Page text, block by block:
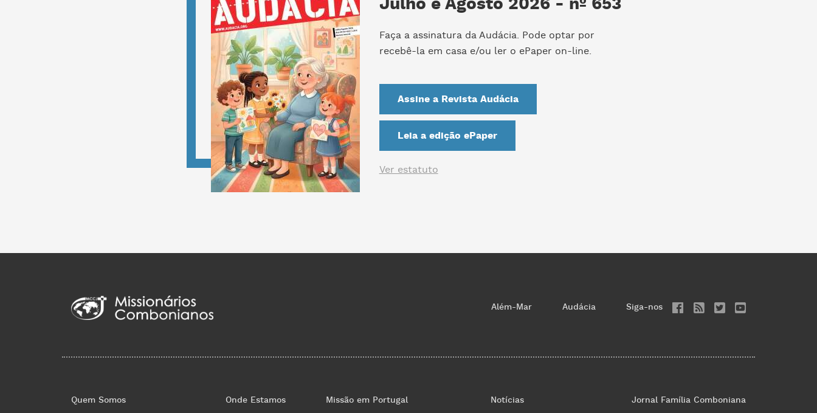
Faça a assinatura da Audácia. Pode optar por
recebê-la em casa e/ou ler o ePaper on-line.
Assine a Revista Audácia
Leia a edição ePaper
Ver estatuto
Além-Mar Audácia Siga-nos
Quem Somos Onde Estamos Missão em Portugal Notícias Jornal Família Comboniana